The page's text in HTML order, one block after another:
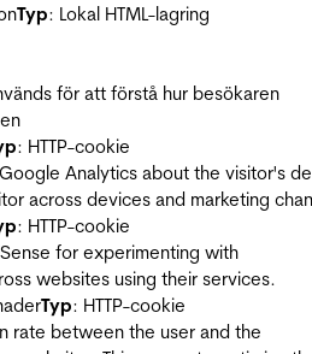
Typ: Lokal HTML-lagring
för att förstå hur besökaren
: HTTP-cookie
Analytics about the visitor's
across devices and marketing
: HTTP-cookie
for experimenting with
websites using their services.
Typ: HTTP-cookie
rate between the user and the